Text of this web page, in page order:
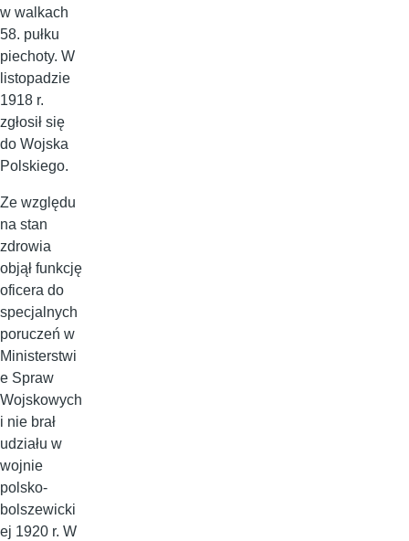
w walkach
58. pułku
piechoty. W
listopadzie
1918 r.
zgłosił się
do Wojska
Polskiego.
Ze względu
na stan
zdrowia
objął funkcję
oficera do
specjalnych
poruczeń w
Ministerstwi
e Spraw
Wojskowych
i nie brał
udziału w
wojnie
polsko-
bolszewicki
ej 1920 r. W